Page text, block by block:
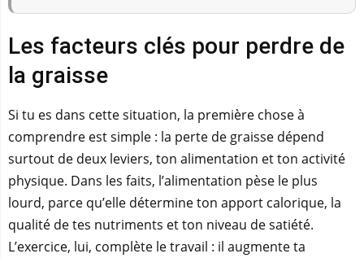
Les facteurs clés pour perdre de
la graisse
Si tu es dans cette situation, la première chose à
comprendre est simple : la perte de graisse dépend
surtout de deux leviers, ton alimentation et ton activité
physique. Dans les faits, l’alimentation pèse le plus
lourd, parce qu’elle détermine ton apport calorique, la
qualité de tes nutriments et ton niveau de satiété.
L’exercice, lui, complète le travail : il augmente ta